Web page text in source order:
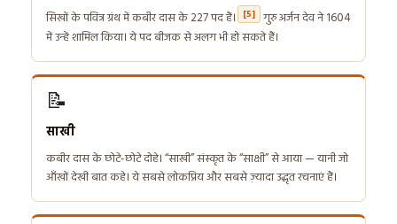
सिखों के पवित्र ग्रंथ में कबीर दास के 227 पद हैं। [5] गुरु अर्जन देव ने 1604
में उन्हें शामिल किया। ये पद बीजक से अलग भी हो सकते हैं।
📝
साखी
कबीर दास के छोटे-छोटे दोहे। “साखी” संस्कृत के “साक्षी” से आया — यानी जो
आँखों देखी बात कहे। ये सबसे लोकप्रिय और सबसे ज़्यादा उद्धृत रचनाएं हैं।